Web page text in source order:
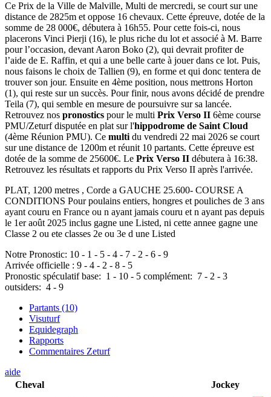
Ce Prix de la Ville de Malville, Multi de mercredi, se court sur une
distance de 2825m et oppose 16 chevaux. Cette épreuve, dotée de la
somme de 28 000€, débutera à 16h55. Pour cette fois-ci, nous
placerons Vinci Pierji (16), le plus riche du lot et associé à M. Barre
pour l’occasion, devant Aaron Boko (2), qui devrait profiter de
l’aide de E. Raffin, et qui a une belle carte à jouer dans ce lot. Puis,
nous faisons le choix de Tallien (9), en forme et qui donc tentera de
trouver son jour. Ensuite en 4ème position, nous mettrons Horton
(1), qui reste sur un succès. Pour finir, nous avons décidé de prendre
Teila (7), qui semble en mesure de poursuivre sur sa lancée.
Retrouvez nos pronostics pour le multi Prix Verso II 6ème course
PMU/Zeturf disputée en plat sur l'hippodrome de Saint Cloud
(4ème Réunion PMU). Ce multi du vendredi 22 mai 2026 se court
sur une distance de 1200m et réunit 10 partants. Cette épreuve est
dotée de la somme de 25600€. Le Prix Verso II débutera à 16:38.
Retrouvez les résultats et rapports du Prix Verso II après l'arrivée.
PLAT, 1200 metres , Corde a GAUCHE 25.600- COURSE A
CONDITIONS Pour poulains entiers, hongres et pouliches de 3 ans
ayant couru en France ou n ayant jamais couru et n ayant pas depuis
le 1er août 2025 inclus gagne une Listed, ni cette annee gagne une
Classe 2 ou ete classes 2e ou 3e d une Listed
Notre Pronostic: 10 - 1 - 5 - 4 - 7 - 2 - 6 - 9
Arrivée officielle : 9 - 4 - 2 - 8 - 5
Pronostic spéculatif base: 1 - 10 - 5 complément: 7 - 2 - 3
outsiders: 4 - 9
Partants (10)
Visuturf
Equidegraph
Rapports
Commentaires Zeturf
aide
Cheval
Jockey